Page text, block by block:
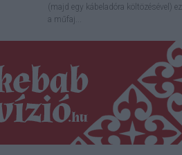
(majd egy kábeladóra költözésével) ez
a műfaj...